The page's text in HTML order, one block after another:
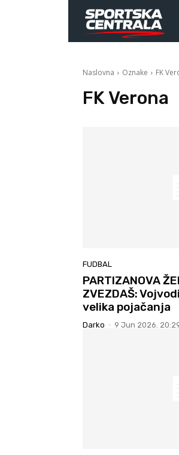
Naslovna Oznake FK
FK Verona
FUDBAL
PARTIZANOVA
ZVEZDAŠ:
velika pojačanja
Darko - 9 Jun 2026.